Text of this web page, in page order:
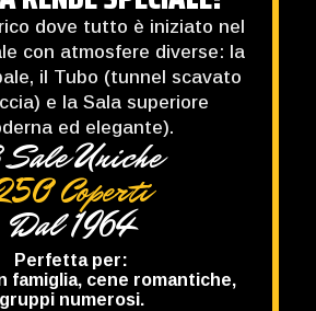
famiglie, chi vive in
Valsugana.
LA TALPA PERGINE
Fratte, 29, 38057 Pergine
Valsugana TN
21.30; Ven-Sab: 17:30-22.00;
Dom: Chiuso
0461 183 0316
menù pranzo
estiva
Perfetta per:
veloce (menu 11-12€), cene
aperitivi in terrazza.
LA TALPA TRENTO
e della Scienza 6/8, Trento
· Mar–Ven: 12:00–14:00 /
Sab: 12:00–14:00 / 18:30–22:30 ·
/ 18:30–22:00
dove tutto è iniziato nel
con atmosfere diverse: la
il Tubo (tunnel scavato
e la Sala superiore
ed elegante).
Uniche
Coperti
Dal 1964
Perfetta per:
famiglia, cene romantiche,
gruppi numerosi.